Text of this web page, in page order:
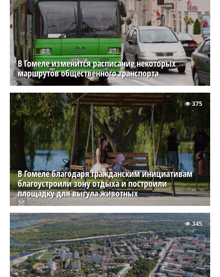
В Гомеле изменится расписание некоторых
маршрутов общественного транспорта
В Гомеле благодаря гражданским инициативам
благоустроили зону отдыха и построили
площадку для выгула животных
375
345